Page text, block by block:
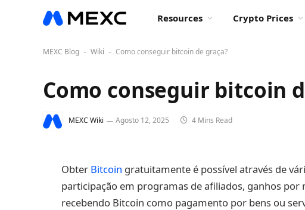
Resources Crypto Prices
MEXC Blog - Wiki - Como conseguir bitcoin de graça?
Como conseguir bitcoin
MEXC Wiki Agosto 12, 2025 4 Mins Read
Obter Bitcoin gratuitamente é possível através de
participação em programas de afiliados, ganhos por
recebendo Bitcoin como pagamento por bens ou